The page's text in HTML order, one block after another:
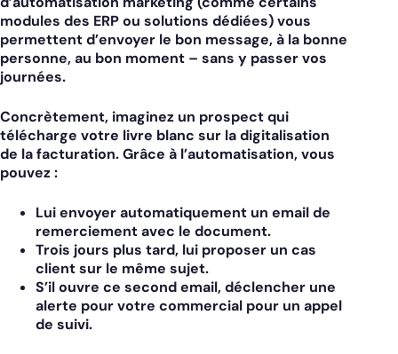
modules des ERP ou solutions dédiées) vous
permettent d’envoyer le bon message, à la bonne
personne, au bon moment – sans y passer vos
journées.
Concrètement, imaginez un prospect qui
télécharge votre livre blanc sur la digitalisation
de la facturation. Grâce à l’automatisation, vous
pouvez :
Lui envoyer automatiquement un email de
remerciement avec le document.
Trois jours plus tard, lui proposer un cas
client sur le même sujet.
S’il ouvre ce second email, déclencher une
alerte pour votre commercial pour un appel
de suivi.